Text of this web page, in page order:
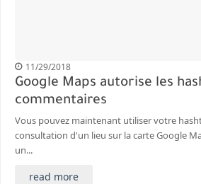
11/29/2018
Google Maps autorise les
commentaires
Vous pouvez maintenant utiliser votre
consultation d'un lieu sur la carte Google
un...
read more